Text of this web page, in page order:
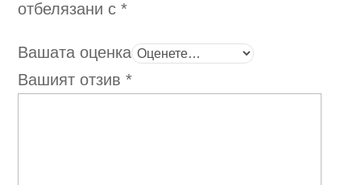
отбелязани с*
Вашата оценка
Вашият отзив*